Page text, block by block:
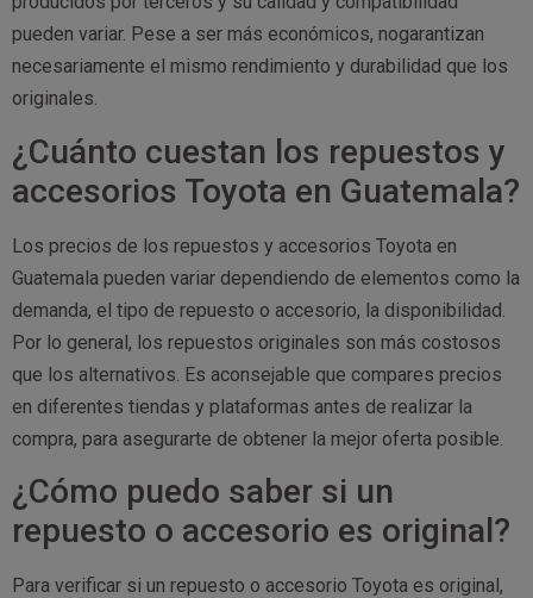
pueden variar. Pese a ser más económicos, nogarantizan
necesariamente el mismo rendimiento y durabilidad que los
originales.
¿Cuánto cuestan los repuestos y
accesorios Toyota en Guatemala?
Los precios de los repuestos y accesorios Toyota en
Guatemala pueden variar dependiendo de elementos como la
demanda, el tipo de repuesto o accesorio, la disponibilidad.
Por lo general, los repuestos originales son más costosos
que los alternativos. Es aconsejable que compares precios
en diferentes tiendas y plataformas antes de realizar la
compra, para asegurarte de obtener la mejor oferta posible.
¿Cómo puedo saber si un
repuesto o accesorio es original?
Para verificar si un repuesto o accesorio Toyota es original,